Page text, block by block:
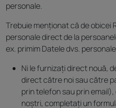
personale.
Trebuie menționat că de obicei
personale direct de la
ex. primim Datele dvs.
Ni le furnizați direct nouă,
direct către noi sau către
prin telefon sau prin
noștri, completați un